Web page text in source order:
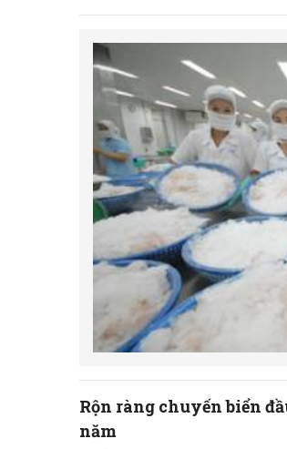
Rộn ràng chuyến biển
năm